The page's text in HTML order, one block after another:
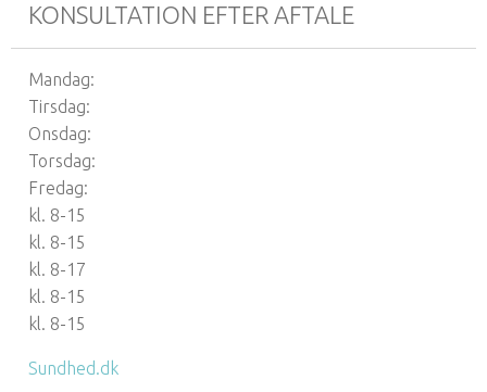
KONSULTATION EFTER AFTALE
Mandag:
Tirsdag:
Onsdag:
Torsdag:
Fredag:
kl. 8-15
kl. 8-15
kl. 8-17
kl. 8-15
kl. 8-15
Sundhed.dk